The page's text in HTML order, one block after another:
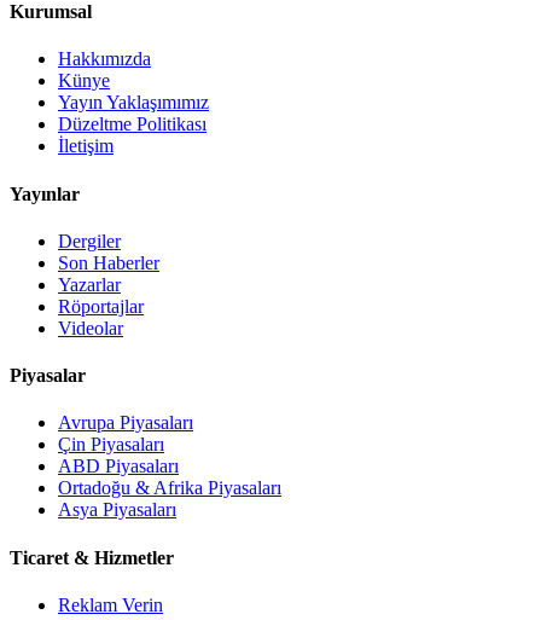
Kurumsal
Hakkımızda
Künye
Yayın Yaklaşımımız
Düzeltme Politikası
İletişim
Yayınlar
Dergiler
Son Haberler
Yazarlar
Röportajlar
Videolar
Piyasalar
Avrupa Piyasaları
Çin Piyasaları
ABD Piyasaları
Ortadoğu & Afrika Piyasaları
Asya Piyasaları
Ticaret & Hizmetler
Reklam Verin